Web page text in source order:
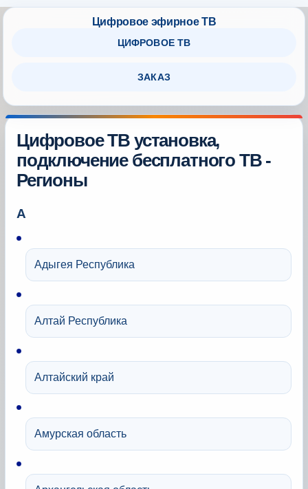
ЦИФРОВОЕ ТВ
ЗАКАЗ
Цифровое ТВ установка,
подключение бесплатного ТВ -
Регионы
А
Адыгея Республика
Алтай Республика
Алтайский край
Амурская область